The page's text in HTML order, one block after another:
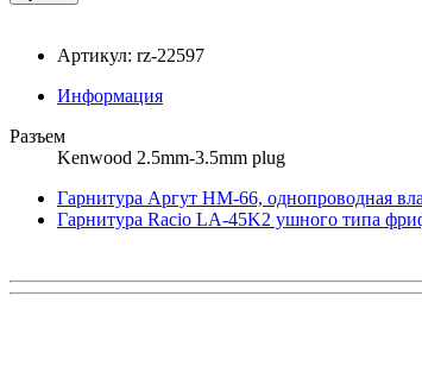
Артикул: rz-22597
Информация
Разъем
Kenwood 2.5mm-3.5mm plug
Гарнитура Аргут HM-66, однопроводная
Гарнитура Racio LA-45K2 ушного типа